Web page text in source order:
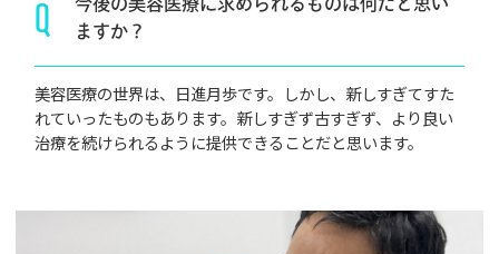
Q
ますか？
美容医療の世界は、日進月歩です。しかし、新しすぎてすた
れていったものもあります。新しすぎず古すぎず、より良い
治療を続けられるように提供できることだと思います。